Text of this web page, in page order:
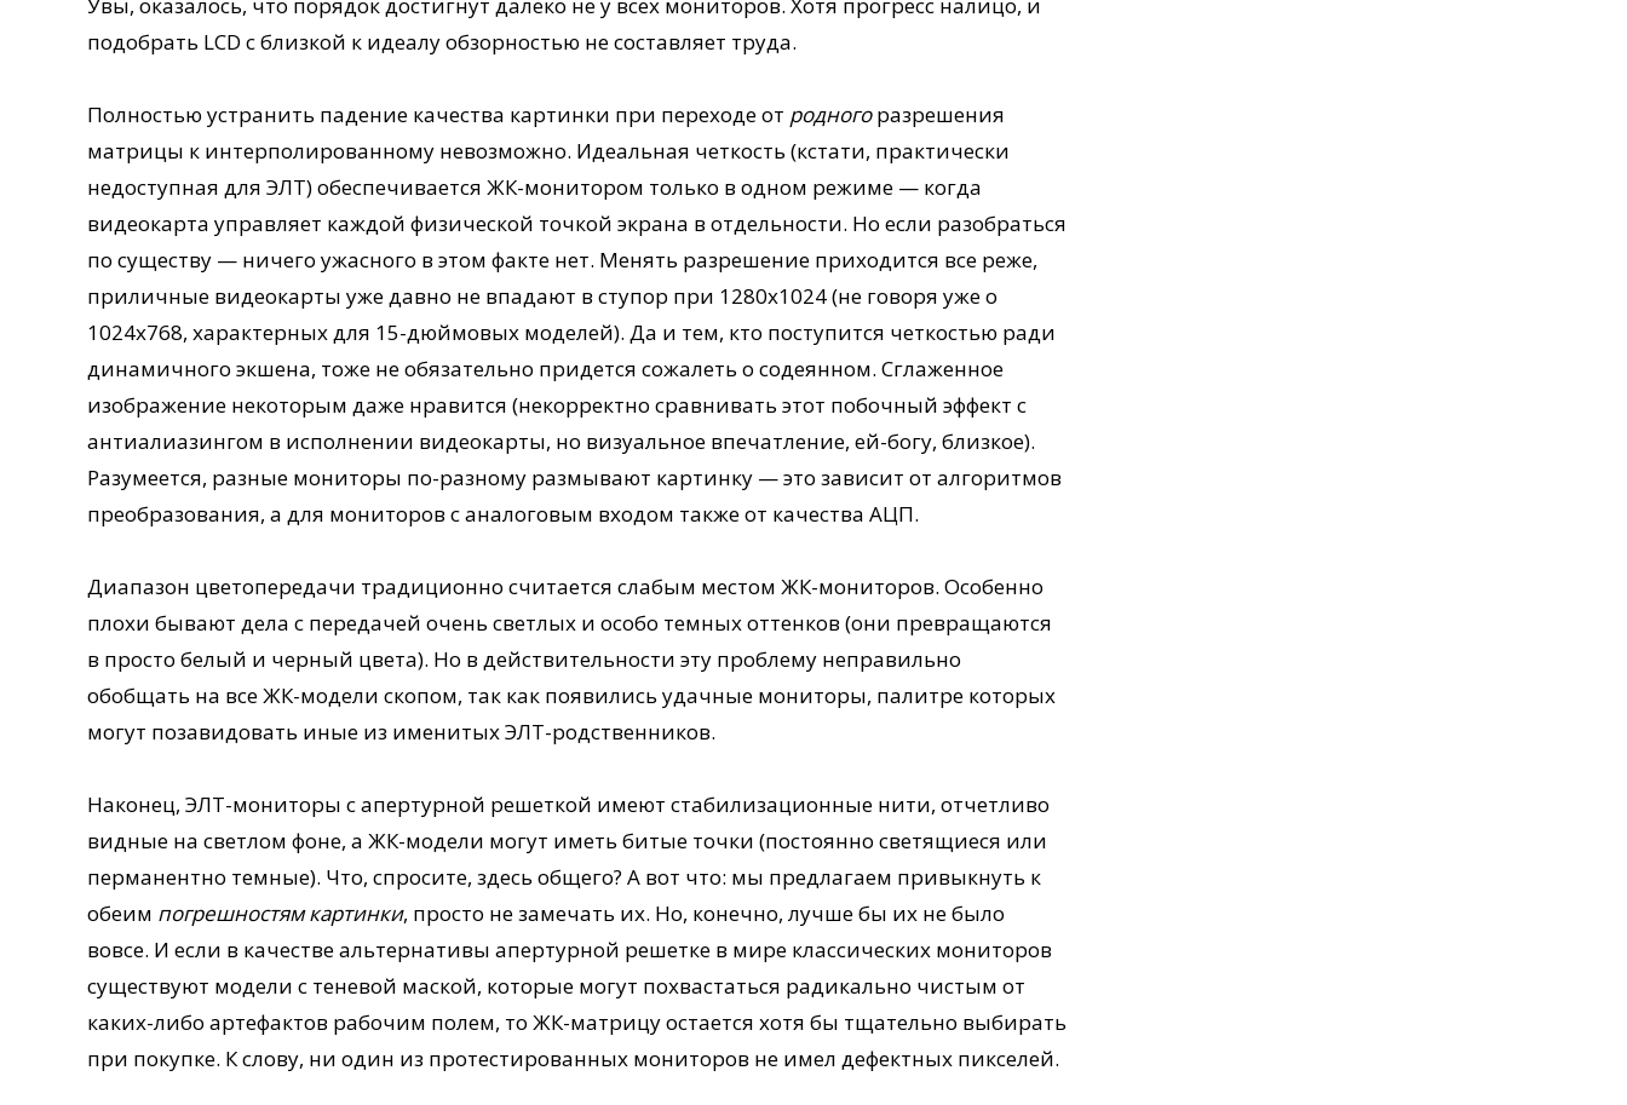
подобрать LCD с близкой к идеалу обзорностью не составляет труда.
Полностью устранить падение качества картинки при переходе от родногоразрешения
матрицы к интерполированному невозможно. Идеальная четкость (кстати, практически
недоступная для ЭЛТ) обеспечивается ЖК-монитором только в одном режиме — когда
видеокарта управляет каждой физической точкой экрана в отдельности. Но если разобраться
по существу — ничего ужасного в этом факте нет. Менять разрешение приходится все реже,
приличные видеокарты уже давно не впадают в ступор при 1280х1024 (не говоря уже о
1024х768, характерных для 15-дюймовых моделей). Да и тем, кто поступится четкостью ради
динамичного экшена, тоже не обязательно придется сожалеть о содеянном. Сглаженное
изображение некоторым даже нравится (некорректно сравнивать этот побочный эффект с
антиалиазингом в исполнении видеокарты, но визуальное впечатление, ей-богу, близкое).
Разумеется, разные мониторы по-разному размывают картинку — это зависит от алгоритмов
преобразования, а для мониторов с аналоговым входом также от качества АЦП.
Диапазон цветопередачи традиционно считается слабым местом ЖК-мониторов. Особенно
плохи бывают дела с передачей очень светлых и особо темных оттенков (они превращаются
в просто белый и черный цвета). Но в действительности эту проблему неправильно
обобщать на все ЖК-модели скопом, так как появились удачные мониторы, палитре которых
могут позавидовать иные из именитых ЭЛТ-родственников.
Наконец, ЭЛТ-мониторы с апертурной решеткой имеют стабилизационные нити, отчетливо
видные на светлом фоне, а ЖК-модели могут иметь битые точки (постоянно светящиеся или
перманентно темные). Что, спросите, здесь общего? А вот что: мы предлагаем привыкнуть к
обеим погрешностям картинки, просто не замечать их. Но, конечно, лучше бы их не было
вовсе. И если в качестве альтернативы апертурной решетке в мире классических мониторов
существуют модели с теневой маской, которые могут похвастаться радикально чистым от
каких-либо артефактов рабочим полем, то ЖК-матрицу остается хотя бы тщательно выбирать
при покупке. К слову, ни один из протестированных мониторов не имел дефектных пикселей.